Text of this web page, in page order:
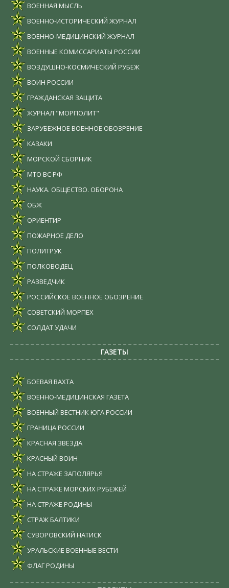
ВОЕННАЯ МЫСЛЬ
ВОЕННО-ИСТОРИЧЕСКИЙ ЖУРНАЛ
ВОЕННО-МЕДИЦИНСКИЙ ЖУРНАЛ
ВОЕННЫЕ КОМИССАРИАТЫ РОССИИ
ВОЗДУШНО-КОСМИЧЕСКИЙ РУБЕЖ
ВОИН РОССИИ
ГРАЖДАНСКАЯ ЗАЩИТА
ЖУРНАЛ "МОРПОЛИТ"
ЗАРУБЕЖНОЕ ВОЕННОЕ ОБОЗРЕНИЕ
КАЗАКИ
МОРСКОЙ СБОРНИК
МТО ВС РФ
НАУКА. ОБЩЕСТВО. ОБОРОНА
ОБЖ
ОРИЕНТИР
ПОЖАРНОЕ ДЕЛО
ПОЛИТРУК
ПОЛКОВОДЕЦ
РАЗВЕДЧИК
РОССИЙСКОЕ ВОЕННОЕ ОБОЗРЕНИЕ
СОВЕТСКИЙ МОРПЕХ
СОЛДАТ УДАЧИ
ГАЗЕТЫ
БОЕВАЯ ВАХТА
ВОЕННО-МЕДИЦИНСКАЯ ГАЗЕТА
ВОЕННЫЙ ВЕСТНИК ЮГА РОССИИ
ГРАНИЦА РОССИИ
КРАСНАЯ ЗВЕЗДА
КРАСНЫЙ ВОИН
НА СТРАЖЕ ЗАПОЛЯРЬЯ
НА СТРАЖЕ МОРСКИХ РУБЕЖЕЙ
НА СТРАЖЕ РОДИНЫ
СТРАЖ БАЛТИКИ
СУВОРОВСКИЙ НАТИСК
УРАЛЬСКИЕ ВОЕННЫЕ ВЕСТИ
ФЛАГ РОДИНЫ